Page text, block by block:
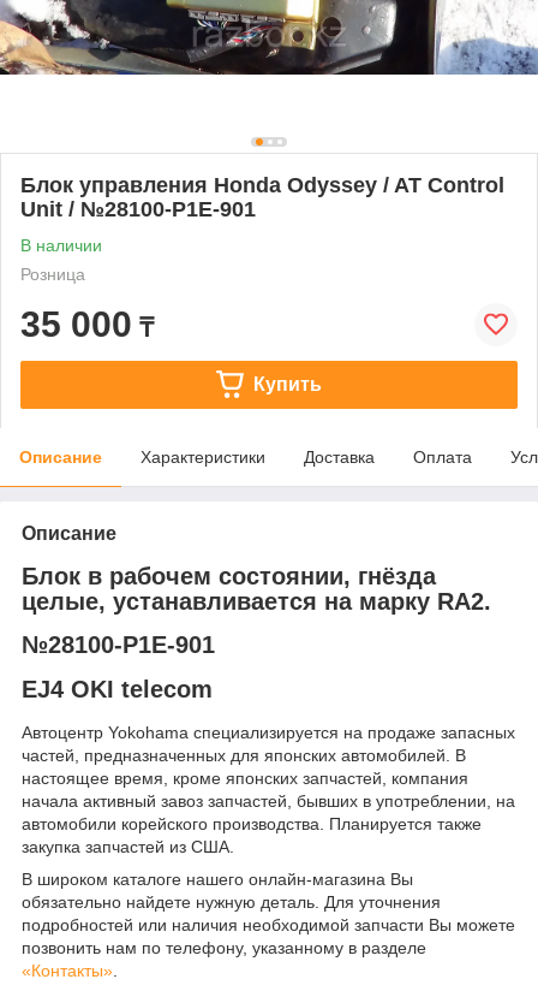
Блок управления Honda Odyssey / AT Control
Unit / №28100-P1E-901
В наличии
Розница
35 000 ₸
Купить
Описание Характеристики Доставка Оплата
Описание
Блок в рабочем состоянии, гнёзда
целые, устанавливается на марку RA2.
№28100-P1E-901
EJ4 OKI telecom
Автоцентр Yokohama специализируется на продаже запасных
частей, предназначенных для японских автомобилей. В
настоящее время, кроме японских запчастей, компания
начала активный завоз запчастей, бывших в употреблении, на
автомобили корейского производства. Планируется также
закупка запчастей из США.
В широком каталоге нашего онлайн-магазина Вы
обязательно найдете нужную деталь. Для уточнения
подробностей или наличия необходимой запчасти Вы можете
позвонить нам по телефону, указанному в разделе
«Контакты»